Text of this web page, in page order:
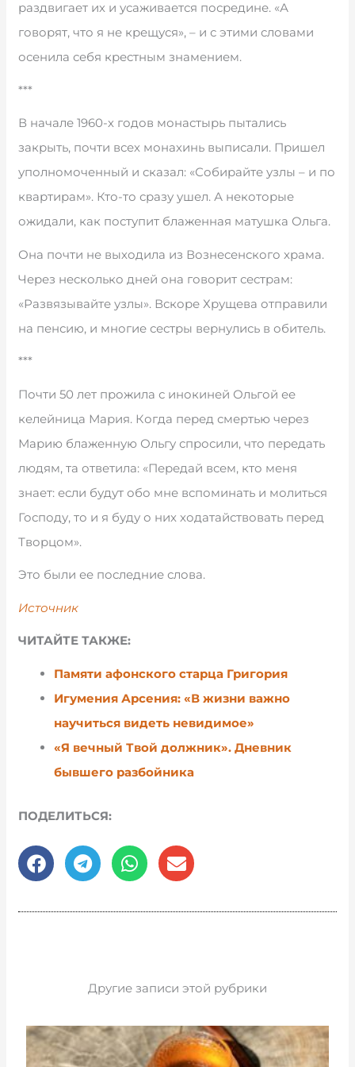
раздвигает их и усаживается посредине. «А
говорят, что я не крещуся», – и с этими словами
осенила себя крестным знамением.
***
В начале 1960-х годов монастырь пытались
закрыть, почти всех монахинь выписали. Пришел
уполномоченный и сказал: «Собирайте узлы – и по
квартирам». Кто-то сразу ушел. А некоторые
ожидали, как поступит блаженная матушка Ольга.
Она почти не выходила из Вознесенского храма.
Через несколько дней она говорит сестрам:
«Развязывайте узлы». Вскоре Хрущева отправили
на пенсию, и многие сестры вернулись в обитель.
***
Почти 50 лет прожила с инокиней Ольгой ее
келейница Мария. Когда перед смертью через
Марию блаженную Ольгу спросили, что передать
людям, та ответила: «Передай всем, кто меня
знает: если будут обо мне вспоминать и молиться
Господу, то и я буду о них ходатайствовать перед
Творцом».
Это были ее последние слова.
Источник
ЧИТАЙТЕ ТАКЖЕ:
Памяти афонского старца Григория
Игумения Арсения: «В жизни важно
научиться видеть невидимое»
«Я вечный Твой должник». Дневник
бывшего разбойника
ПОДЕЛИТЬСЯ:
Другие записи этой рубрики